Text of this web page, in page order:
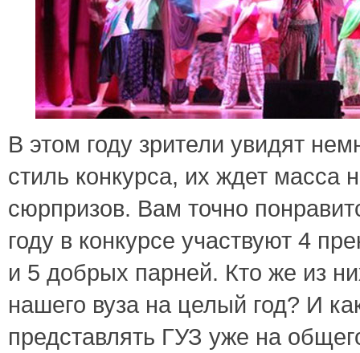
В этом году зрители увидят
стиль конкурса, их ждет масса
сюрпризов. Вам точно
году в конкурсе участвуют 4
и 5 добрых парней. Кто же из
нашего вуза на целый год? И
представлять ГУЗ уже на